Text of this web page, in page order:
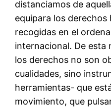
distanciamos de
equipara los derechos
recogidas en el
internacional. De esta
los derechos no son
cualidades, sino
herramientas- que
movimiento, que